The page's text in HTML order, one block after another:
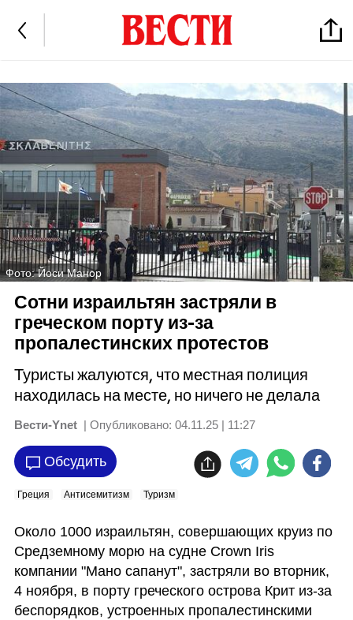
Фото: Йоси Манор
Сотни израильтян застряли в
греческом порту из-за
пропалестинских протестов
Туристы жалуются, что местная полиция
находилась на месте, но ничего не делала
Вести-Ynet | Опубликовано: 04.11.25 | 11:27
Обсудить
Греция Антисемитизм Туризм
Около 1000 израильтян, совершающих круиз по
Средземному морю на судне Crown Iris
компании "Мано сапанут", застряли во вторник,
4 ноября, в порту греческого острова Крит из-за
беспорядков, устроенных пропалестинскими